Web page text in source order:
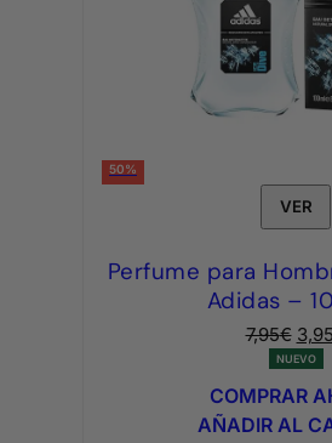
50%
VER
Perfume para
Adidas –
7,95€ El
era:
3,95
NUEVO
COMPRAR
AÑADIR AL